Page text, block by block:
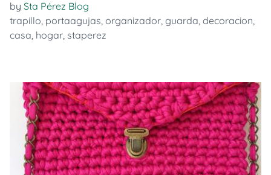
by Sta Pérez Blog
trapillo, portaagujas, organizador, guarda, decoracion,
casa, hogar, staperez